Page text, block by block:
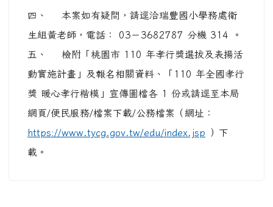
四、 本案如有疑問，請逕洽瑞豐國小學務處衛
生組黃老師，電話： 03－3682787 分機 314 。
五、 檢附「桃園市 110 年孝行獎選拔及表揚活
動實施計畫」及報名相關資料、「110 年全國孝行
獎 暖心孝行楷模」宣傳圖檔各 1 份或請逕至本局
網頁/便民服務/檔案下載/公務檔案（網址：
https://www.tycg.gov.tw/edu/index.jsp ）下
載。